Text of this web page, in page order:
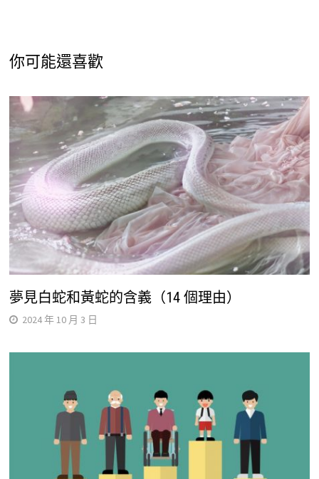
你可能還喜歡
夢見白蛇和黃蛇的含義（14 個理由）
2024 年 10 月 3 日